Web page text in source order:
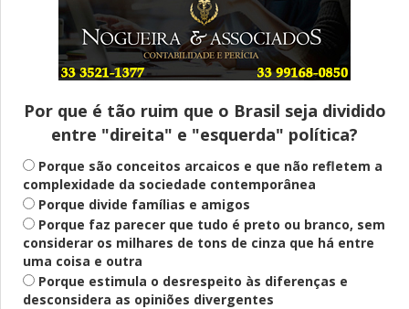
Entenda
Pix Pensão Alimentícia: entenda o que é
e como solicitar
Saúde Mental
Plataforma oferece escuta em saúde
mental para jovens no SUS Digital
Definido
PT lança Patrus Ananias como candidato
ao governo de Minas Gerais
Por que é tão ruim que o Brasil seja dividido
entre "direita" e "esquerda" política?
Porque são conceitos arcaicos e que não refletem a
complexidade da sociedade contemporânea
Porque divide famílias e amigos
Porque faz parecer que tudo é preto ou branco, sem
considerar os milhares de tons de cinza que há entre
uma coisa e outra
Porque estimula o desrespeito às diferenças e
desconsidera as opiniões divergentes